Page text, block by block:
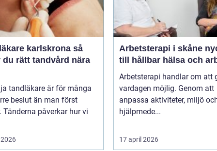
karlskrona så
du rätt tandvård nära
tandläkare är för många
beslut än man först
Tänderna påverkar hur vi
Arbetsterapi i skåne nyckeln
till hållbar hälsa och
Arbetsterapi handlar om att
vardagen möjlig. Genom att
anpassa aktiviteter, miljö
hjälpmede...
17 april 2026